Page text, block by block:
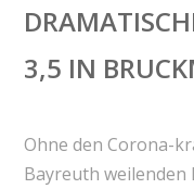
3,5 IN
Ohne den Corona-
Bayreuth weilenden